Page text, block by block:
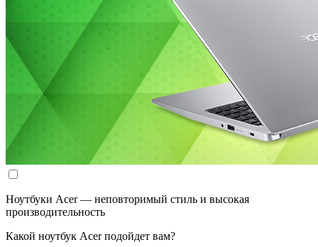
Ноутбуки Acer — неповторимый стиль и высокая
производительность
Какой ноутбук Acer подойдет вам?